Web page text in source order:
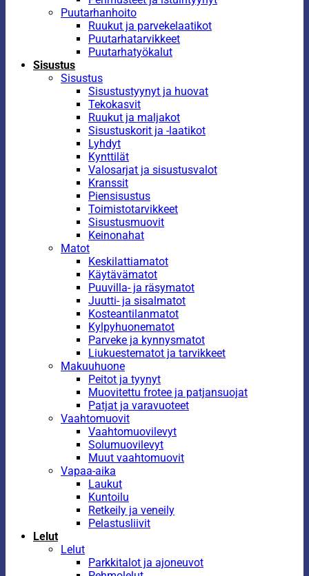
Puutarhanhoito
Ruukut ja parvekelaatikot
Puutarhatarvikkeet
Puutarhatyökalut
Sisustus
Sisustus
Sisustustyynyt ja huovat
Tekokasvit
Ruukut ja maljakot
Sisustuskorit ja -laatikot
Lyhdyt
Kynttilät
Valosarjat ja sisustusvalot
Kranssit
Piensisustus
Toimistotarvikkeet
Sisustusmuovit
Keinonahat
Matot
Keskilattiamatot
Käytävämatot
Puuvilla- ja räsymatot
Juutti- ja sisalmatot
Kosteantilanmatot
Kylpyhuonematot
Parveke ja kynnysmatot
Liukuestematot ja tarvikkeet
Makuuhuone
Peitot ja tyynyt
Muovitettu frotee ja patjansuojat
Patjat ja varavuoteet
Vaahtomuovit
Vaahtomuovilevyt
Solumuovilevyt
Muut vaahtomuovit
Vapaa-aika
Laukut
Kuntoilu
Retkeily ja veneily
Pelastusliivit
Lelut
Lelut
Parkkitalot ja ajoneuvot